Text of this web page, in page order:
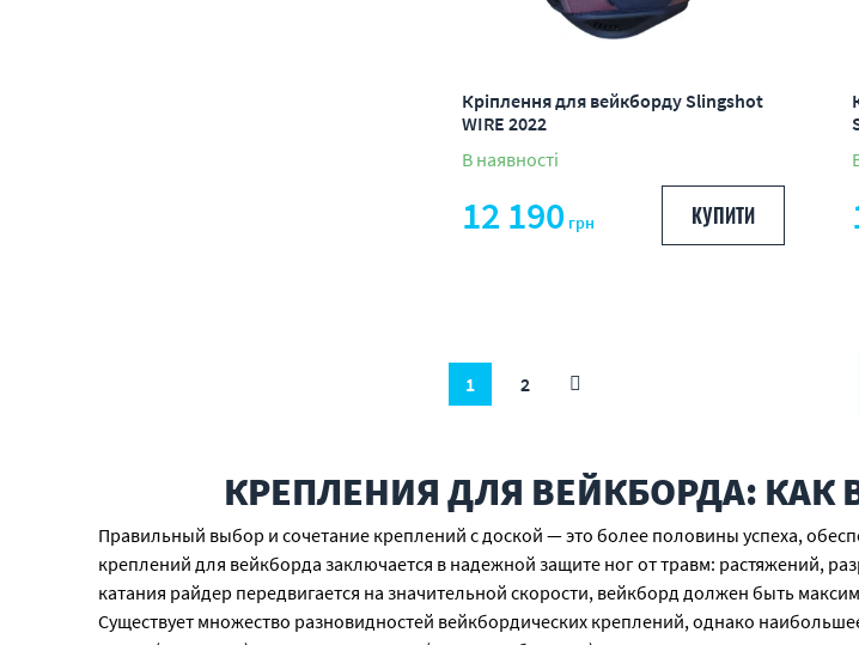
Кріплення для вейкборду Slingshot
WIRE 2022
В наявності
12 190 грн КУПИТИ
1 2
КРЕПЛЕНИЯ ДЛЯ ВЕЙКБОРДА:
Правильный выбор и сочетание креплений с доской — это более половины успеха,
креплений для вейкборда заключается в надежной защите ног от травм: растяжений,
катания райдер передвигается на значительной скорости, вейкборд должен быть
Существует множество разновидностей вейкбордических креплений, однако